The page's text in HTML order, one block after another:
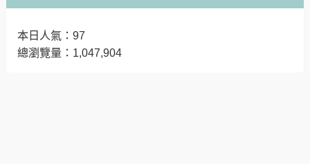
本日人氣：97
總瀏覽量：1,047,904